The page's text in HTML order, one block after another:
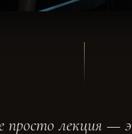
просто лекция —